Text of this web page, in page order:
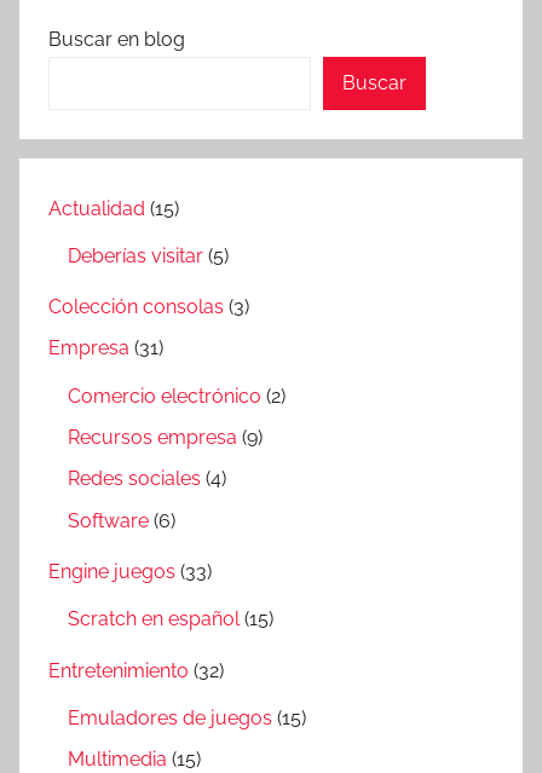
entradas
Buscar en blog
Buscar
Actualidad (15)
Deberías visitar (5)
Colección consolas (3)
Empresa (31)
Comercio electrónico (2)
Recursos empresa (9)
Redes sociales (4)
Software (6)
Engine juegos (33)
Scratch en español(15)
Entretenimiento (32)
Emuladores de juegos (15)
Multimedia (15)